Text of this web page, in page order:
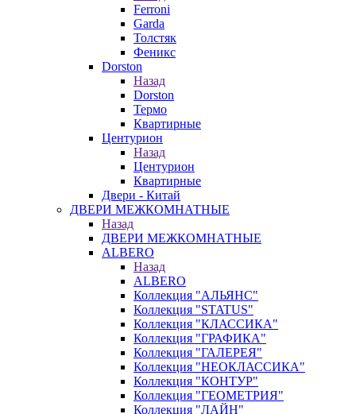
Ferroni
Garda
Толстяк
Феникс
Dorston
Назад
Dorston
Термо
Квартирные
Центурион
Назад
Центурион
Квартирные
Двери - Китай
ДВЕРИ МЕЖКОМНАТНЫЕ
Назад
ДВЕРИ МЕЖКОМНАТНЫЕ
ALBERO
Назад
ALBERO
Коллекция "АЛЬЯНС"
Коллекция "STATUS"
Коллекция "КЛАССИКА"
Коллекция "ГРАФИКА"
Коллекция "ГАЛЕРЕЯ"
Коллекция "НЕОКЛАССИКА"
Коллекция "КОНТУР"
Коллекция "ГЕОМЕТРИЯ"
Коллекция "ЛАЙН"